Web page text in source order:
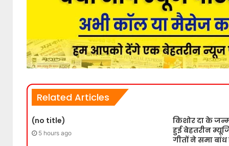
Related Articles
(no title)
5 hours ago
किशोर दा के
हुई बेहतरीन
गीतों ने समा बांध